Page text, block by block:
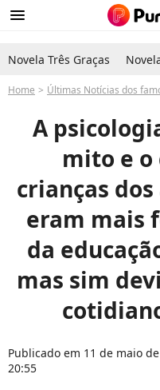
menu
Novela Três Graças
Home Últimas Notícias dos
A
mito e o
crianças dos
eram mais
da
mas sim
Publicado em 11 de maio
20:55